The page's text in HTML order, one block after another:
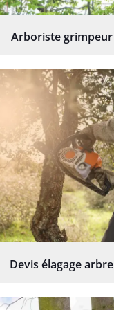
Arboriste grimpeur
Devis élagage arbre